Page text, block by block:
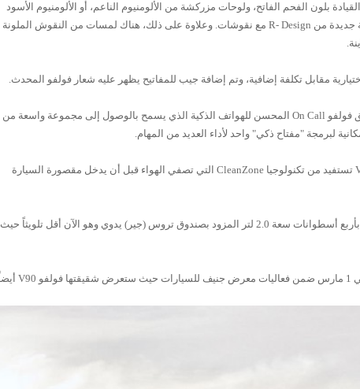
بلون الفحم الفاتح، ولوحات مزركشة من الألومنيوم الناعم، أو الألومنيوم الأسود
الشبكي أو ستيلث ألومنيوم، وألواح أفقية جديدة من R- Design مع نقوشات. وعلاوة على ذلك، هناك لمسات من النقوش الملونة
تتوفر على سيارة فولفو V40 2017 تطبيق فولفو On Call المحسن للهواتف الذكية الذي يسمح بالوصول إلى مجموعة واسعة من
لبرمجة "مفتاح ذكي" واحد لأداء العديد من المهام.
وبالإضافة إلى ذلك، فإن فولفو V40 2017 تستفيد من تكنولوجيا CleanZone التي تصفي الهواء قبل أن يدخل مقصورة السيارة
وأخيرا، تم تحسين محرك D2 تيربو ديزل بأربع أسطوانات سعة 2.0 لتر المزود بصندوق تروس (جير) يدوي وهو الآن أقل تلويثاً حيث